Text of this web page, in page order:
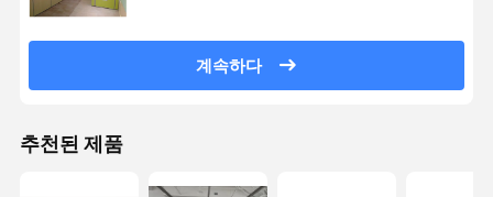
계속하다
추천된 제품